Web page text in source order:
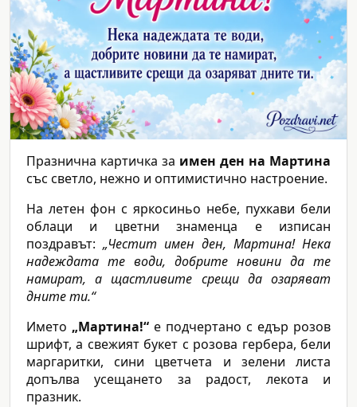
Празнична картичка за имен ден на Мартина
със светло, нежно и оптимистично настроение.
На летен фон с яркосиньо небе, пухкави бели
облаци и цветни знаменца е изписан
поздравът: „Честит имен ден, Мартина! Нека
надеждата те води, добрите новини да те
намират, а щастливите срещи да озаряват
дните ти.“
Името „Мартина!“ е подчертано с едър розов
шрифт, а свежият букет с розова гербера, бели
маргаритки, сини цветчета и зелени листа
допълва усещането за радост, лекота и
празник.